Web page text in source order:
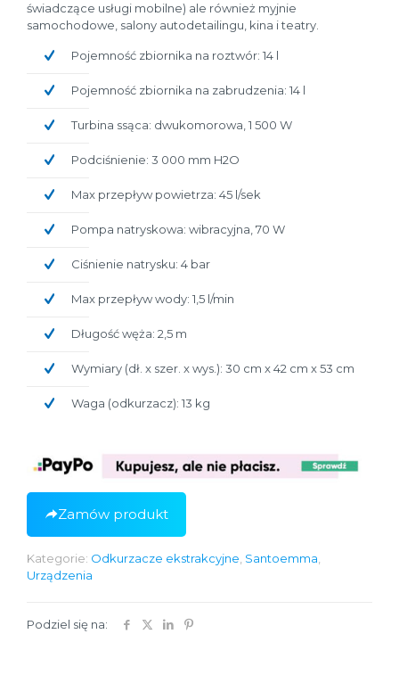
świadczące usługi mobilne) ale również myjnie
samochodowe, salony autodetailingu, kina i teatry.
Pojemność zbiornika na roztwór: 14 l
Pojemność zbiornika na zabrudzenia: 14 l
Turbina ssąca: dwukomorowa, 1 500 W
Podciśnienie: 3 000 mm H2O
Max przepływ powietrza: 45 l/sek
Pompa natryskowa: wibracyjna, 70 W
Ciśnienie natrysku: 4 bar
Max przepływ wody: 1,5 l/min
Długość węża: 2,5 m
Wymiary (dł. x szer. x wys.): 30 cm x 42 cm x 53 cm
Waga (odkurzacz): 13 kg
Zamów produkt
Kategorie: Odkurzacze ekstrakcyjne Santoemma
Urządzenia
Podziel się na: